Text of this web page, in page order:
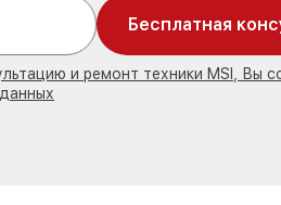
Бесплатная
и ремонт техники MSI, Вы